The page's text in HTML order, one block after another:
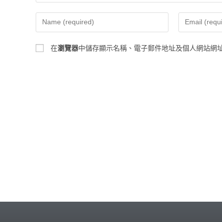
在瀏覽器中儲存顯示名稱、電子郵件地址及個人網站網